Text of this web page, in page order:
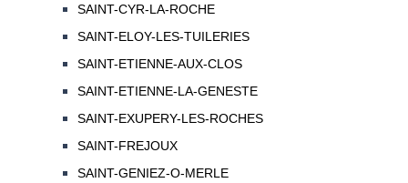
SAINT-CYR-LA-ROCHE
SAINT-ELOY-LES-TUILERIES
SAINT-ETIENNE-AUX-CLOS
SAINT-ETIENNE-LA-GENESTE
SAINT-EXUPERY-LES-ROCHES
SAINT-FREJOUX
SAINT-GENIEZ-O-MERLE